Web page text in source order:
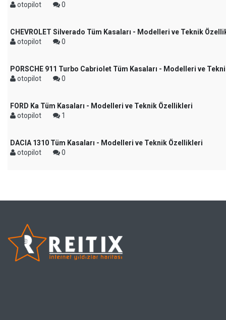
otopilot
0
CHEVROLET Silverado Tüm Kasaları - Modelleri ve Teknik
otopilot
0
PORSCHE 911 Turbo Cabriolet Tüm Kasaları - Modelleri ve
otopilot
0
FORD Ka Tüm Kasaları - Modelleri ve Teknik Özellikleri
otopilot
1
DACIA 1310 Tüm Kasaları - Modelleri ve Teknik Özellikleri
otopilot
0